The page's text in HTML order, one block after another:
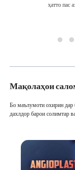
ҳатто пас
Мақолаҳои
Бо маълумоти охирин дар
дахлдор барои солимтар